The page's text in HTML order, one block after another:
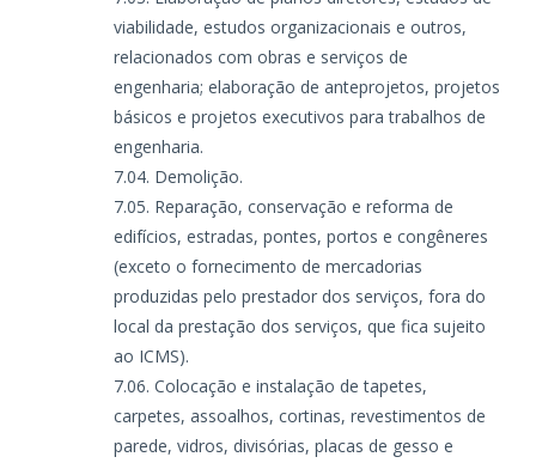
viabilidade, estudos organizacionais e outros,
relacionados com obras e serviços de
engenharia; elaboração de anteprojetos, projetos
básicos e projetos executivos para trabalhos de
engenharia.
Demolição.
Reparação, conservação e reforma de
edifícios, estradas, pontes, portos e congêneres
(exceto o fornecimento de mercadorias
produzidas pelo prestador dos serviços, fora do
local da prestação dos serviços, que fica sujeito
ao ICMS).
Colocação e instalação de tapetes,
carpetes, assoalhos, cortinas, revestimentos de
parede, vidros, divisórias, placas de gesso e